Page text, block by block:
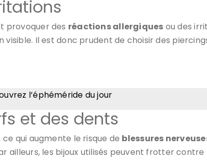
provoquer des réactions allergiques ou des
Il est donc prudent de choisir des
l’éphéméride du jour
et des dents
qui augmente le risque de blessures
ailleurs, les bijoux utilisés peuvent frotter contre